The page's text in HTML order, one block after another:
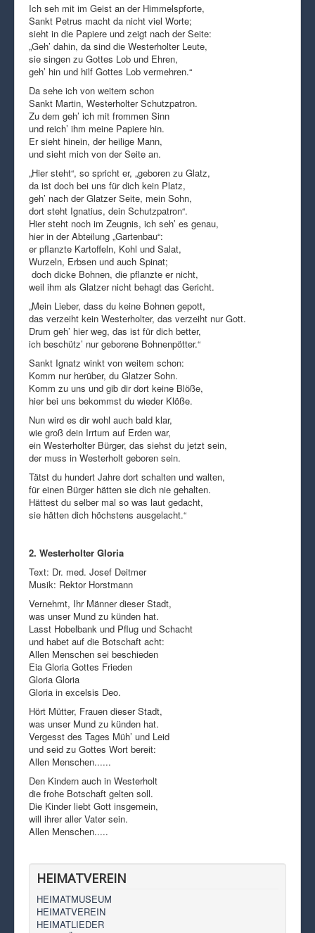
Ich seh mit im Geist an der Himmelspforte,
Sankt Petrus macht da nicht viel Worte;
sieht in die Papiere und zeigt nach der Seite:
„Geh’ dahin, da sind die Westerholter Leute,
sie singen zu Gottes Lob und Ehren,
geh’ hin und hilf Gottes Lob vermehren.“
Da sehe ich von weitem schon
Sankt Martin, Westerholter Schutzpatron.
Zu dem geh’ ich mit frommen Sinn
und reich’ ihm meine Papiere hin.
Er sieht hinein, der heilige Mann,
und sieht mich von der Seite an.
„Hier steht“, so spricht er, „geboren zu Glatz,
da ist doch bei uns für dich kein Platz,
geh’ nach der Glatzer Seite, mein Sohn,
dort steht Ignatius, dein Schutzpatron“.
Hier steht noch im Zeugnis, ich seh’ es genau,
hier in der Abteilung „Gartenbau“:
er pflanzte Kartoffeln, Kohl und Salat,
Wurzeln, Erbsen und auch Spinat;
doch dicke Bohnen, die pflanzte er nicht,
weil ihm als Glatzer nicht behagt das Gericht.
„Mein Lieber, dass du keine Bohnen gepott,
das verzeiht kein Westerholter, das verzeiht nur Gott.
Drum geh’ hier weg, das ist für dich better,
ich beschütz’ nur geborene Bohnenpötter.“
Sankt Ignatz winkt von weitem schon:
Komm nur herüber, du Glatzer Sohn.
Komm zu uns und gib dir dort keine Blöße,
hier bei uns bekommst du wieder Klöße.
Nun wird es dir wohl auch bald klar,
wie groß dein Irrtum auf Erden war,
ein Westerholter Bürger, das siehst du jetzt sein,
der muss in Westerholt geboren sein.
Tätst du hundert Jahre dort schalten und walten,
für einen Bürger hätten sie dich nie gehalten.
Hättest du selber mal so was laut gedacht,
sie hätten dich höchstens ausgelacht.“
2. Westerholter Gloria
Text: Dr. med. Josef Deitmer
Musik: Rektor Horstmann
Vernehmt, Ihr Männer dieser Stadt,
was unser Mund zu künden hat.
Lasst Hobelbank und Pflug und Schacht
und habet auf die Botschaft acht:
Allen Menschen sei beschieden
Eia Gloria Gottes Frieden
Gloria Gloria
Gloria in excelsis Deo.
Hört Mütter, Frauen dieser Stadt,
was unser Mund zu künden hat.
Vergesst des Tages Müh’ und Leid
und seid zu Gottes Wort bereit:
Allen Menschen......
Den Kindern auch in Westerholt
die frohe Botschaft gelten soll.
Die Kinder liebt Gott insgemein,
will ihrer aller Vater sein.
Allen Menschen.....
HEIMATVEREIN
HEIMATMUSEUM
HEIMATVEREIN
HEIMATLIEDER